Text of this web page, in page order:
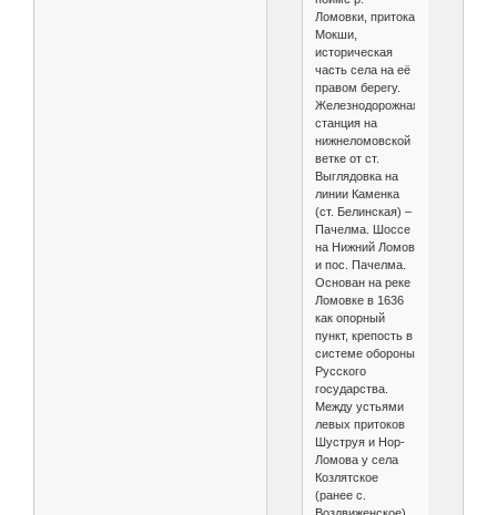
Ломовки, притока
Мокши,
историческая
часть села на её
правом берегу.
Железнодорожная
станция на
нижнеломовской
ветке от ст.
Выглядовка на
линии Каменка
(ст. Белинская) –
Пачелма. Шоссе
на Нижний Ломов
и пос. Пачелма.
Основан на реке
Ломовке в 1636
как опорный
пункт, крепость в
системе обороны
Русского
государства.
Между устьями
левых притоков
Шуструя и Нор-
Ломова у села
Козлятское
(ранее с.